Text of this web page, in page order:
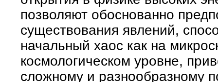
позволяют обоснованно
существования явлений,
начальный хаос как на
космологическом уровне,
сложному и разнообразному